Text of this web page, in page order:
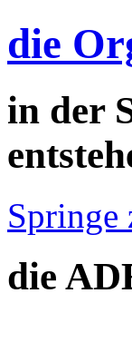
die
in der
Springe
die